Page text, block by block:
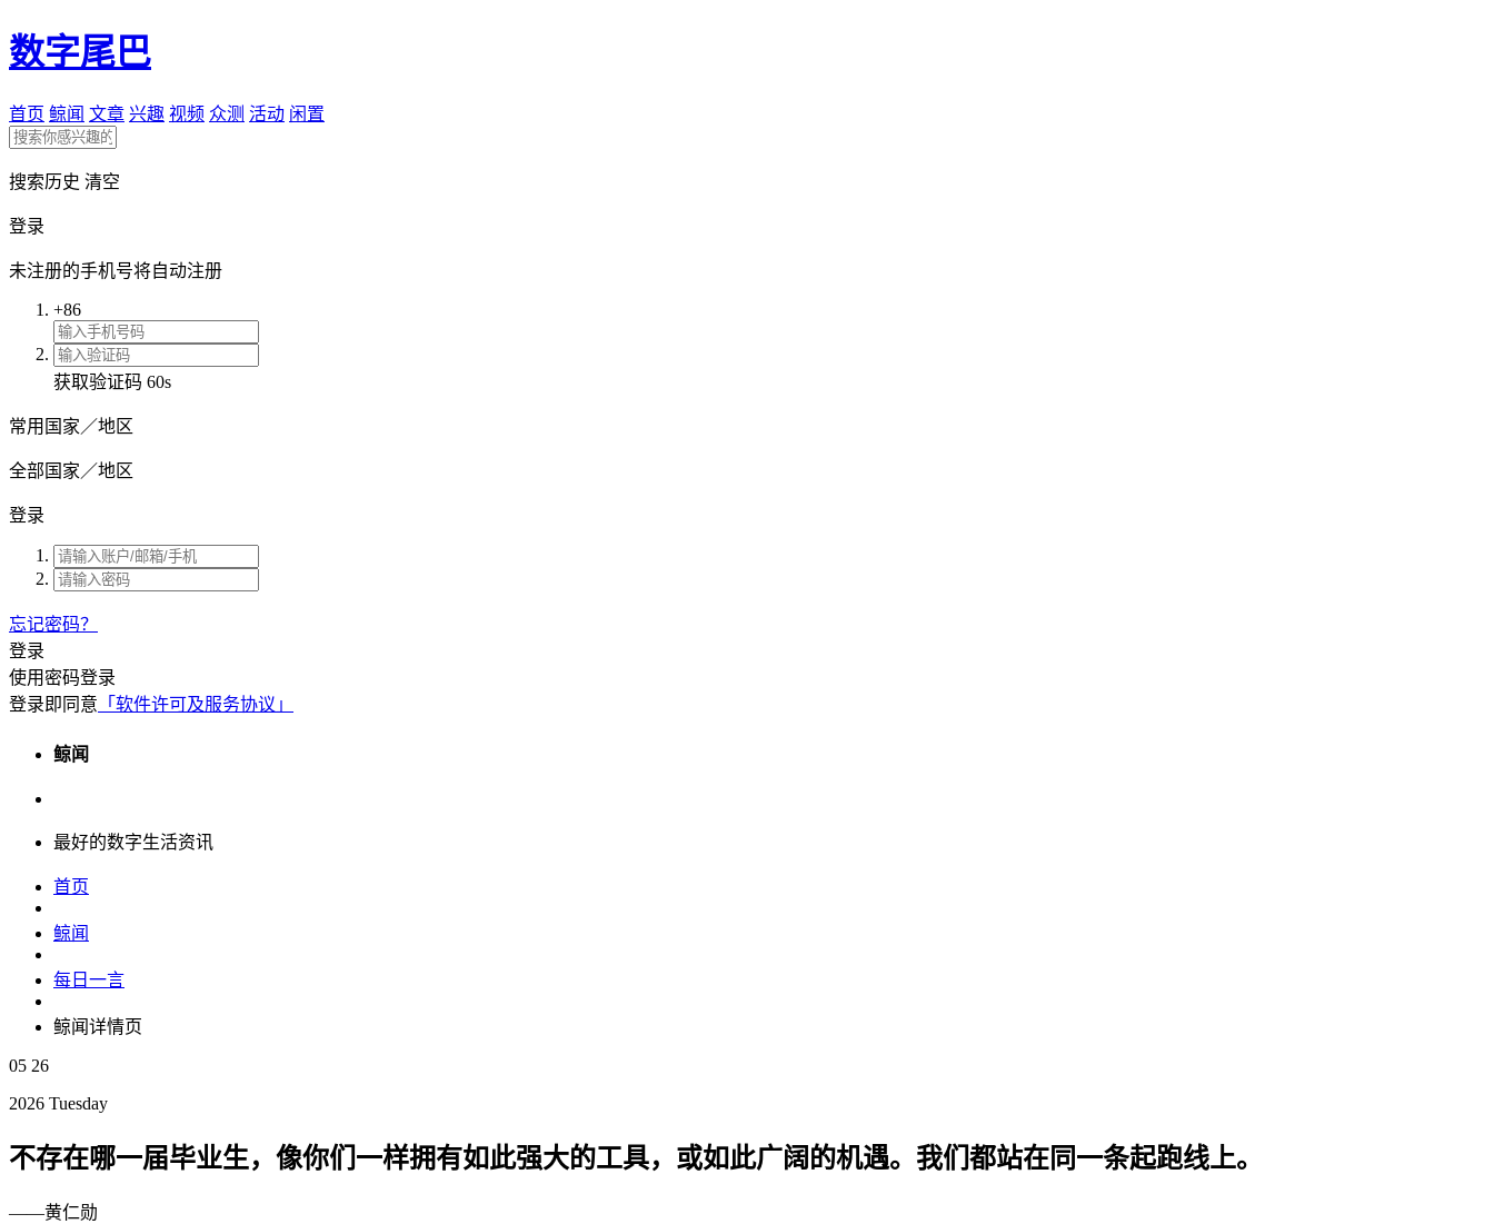
数字尾巴
首页 鲸闻 文章 兴趣 视频 众测 活动 闲置
搜索历史 清空
登录
未注册的手机号将自动注册
+86
获取验证码 60s
常用国家／地区
全部国家／地区
登录
忘记密码？
登录
使用密码登录
登录即同意 「软件许可及服务协议」
鲸闻
最好的数字生活资讯
首页
鲸闻
每日一言
鲸闻详情页
05 26
2026 Tuesday
不存在哪一届毕业生，像你们一样拥有如此强大的工具，或如此广阔的机遇。我们都站在同一条起跑线上。
——黄仁勋